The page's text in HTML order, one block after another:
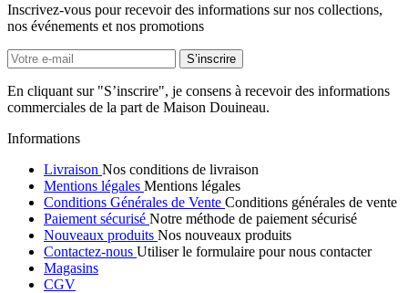
Inscrivez-vous pour recevoir des informations sur nos collections,
nos événements et nos promotions
En cliquant sur "S’inscrire", je consens à recevoir des informations
commerciales de la part de Maison Douineau.
Informations
Livraison Nos conditions de livraison
Mentions légales Mentions légales
Conditions Générales de Vente Conditions générales de vente
Paiement sécurisé Notre méthode de paiement sécurisé
Nouveaux produits Nos nouveaux produits
Contactez-nous Utiliser le formulaire pour nous contacter
Magasins
CGV